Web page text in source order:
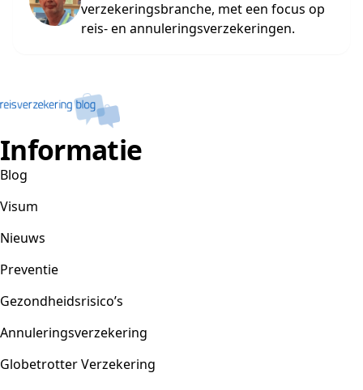
verzekeringsbranche, met een focus op
reis- en annuleringsverzekeringen.
Informatie
Blog
Visum
Nieuws
Preventie
Gezondheidsrisico’s
Annuleringsverzekering
Globetrotter Verzekering